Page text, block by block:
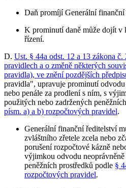
Daň promíjí Generální finanční
K prominutí daně může dojít v
řízení.
D. Ust. § 44a odst. 12 a 13 zákona
pravidlech a o změně některých
pravidla), ve znění pozdějších
pravidla", upravuje prominutí
nebo penále za prodlení s ním, s
použitých nebo zadržených
písm. a) a b) rozpočtových pravidel.
Generální finanční ředitelství
zvláštního zřetele zcela nebo
porušení rozpočtové kázně
výjimkou odvodu
peněžních prostředků podle §
rozpočtových pravidel.